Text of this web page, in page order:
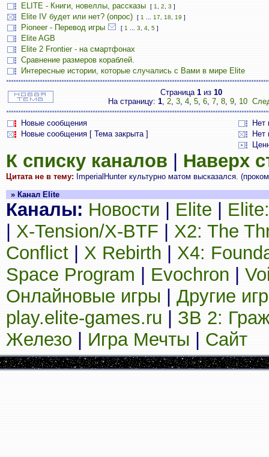
ELITE - Книги, новеллы, рассказы [ 1 2 3 ]
Elite IV будет или нет? (опрос) [ 1 17 18 19 ]
Pioneer - Перевод игры [ 1 3 4 5 ]
Elite AGB
Elite 2 Frontier - на смартфонах
Сравнение размеров кораблей.
Интересные истории, которые случались с Вами в мире Elite
Страница 1из 10
На страницу: 1, 2, 3, 4, 5, 6, 7, 8, 9, 10
Новые сообщения
Нет
Новые сообщения [ Тема закрыта ]
Нет
К списку каналов Наверх
Цитата не в тему: ImperialHunter культурно матом высказался.
» Канал Elite
Каналы: Новости Elite
X-Tension/X-BTF
X2: The
Conflict
X Rebirth
X4:
Space Program
Evochron
Онлайновые игры
Другие
play.elite-games.ru
ЗВ 2:
Железо
Игра Мечты Сайт